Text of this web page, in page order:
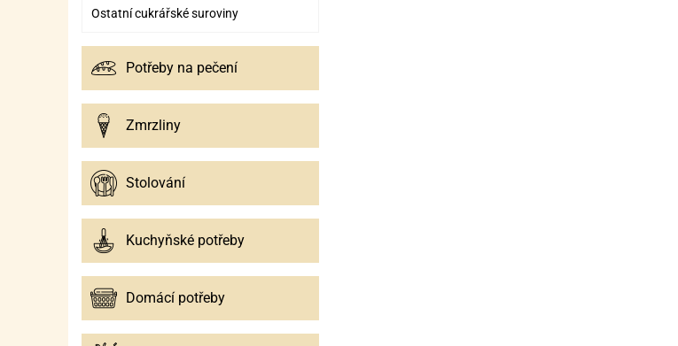
Ostatní cukrářské suroviny
Potřeby na pečení
Zmrzliny
Stolování
Kuchyňské potřeby
Domácí potřeby